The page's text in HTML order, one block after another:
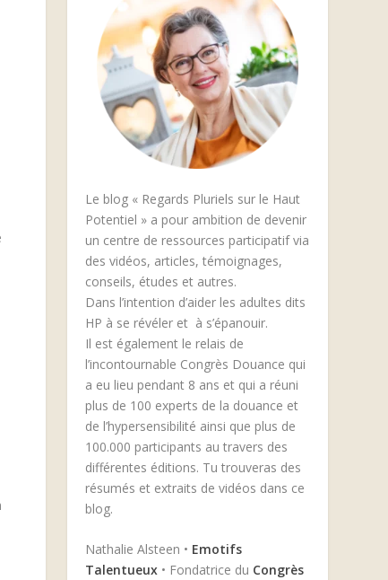
Le blog « Regards Pluriels sur le Haut
Potentiel » a pour ambition de devenir
un centre de ressources participatif via
des vidéos, articles, témoignages,
conseils, études et autres.
Dans l’intention d’aider les adultes dits
HP à se révéler et à s’épanouir.
Il est également le relais de
l’incontournable Congrès Douance qui
a eu lieu pendant 8 ans et qui a réuni
plus de 100 experts de la douance et
de l’hypersensibilité ainsi que plus de
100.000 participants au travers des
différentes éditions. Tu trouveras des
résumés et extraits de vidéos dans ce
blog.
Nathalie Alsteen • Emotifs
Talentueux • Fondatrice du Congrès